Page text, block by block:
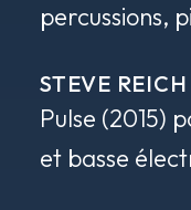
percussions,
STEVE REICH
Pulse (2015)
et basse